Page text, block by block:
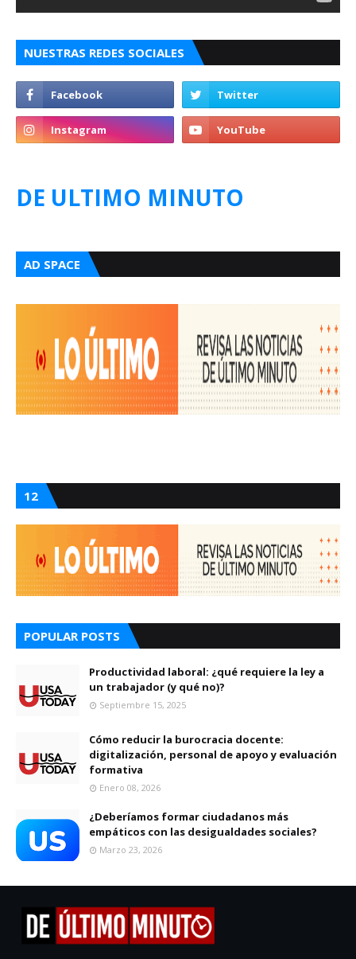
NUESTRAS REDES SOCIALES
DE ULTIMO MINUTO
AD SPACE
12
POPULAR POSTS
Productividad laboral: ¿qué requiere la ley a
un trabajador (y qué no)?
Septiembre 15, 2025
Cómo reducir la burocracia docente:
digitalización, personal de apoyo y evaluación
formativa
Enero 08, 2026
¿Deberíamos formar ciudadanos más
empáticos con las desigualdades sociales?
Marzo 23, 2026